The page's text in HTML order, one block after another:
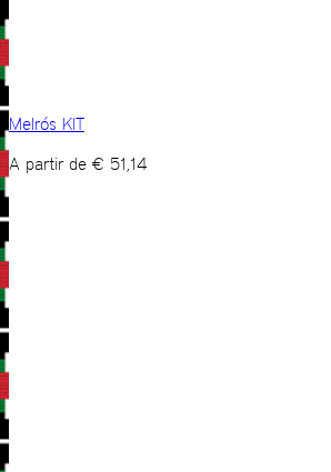
Melrós KIT
A partir de € 51,14